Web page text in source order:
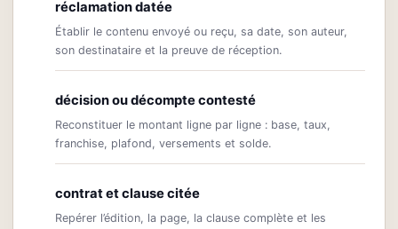
réclamation datée
Établir le contenu envoyé ou reçu, sa date, son auteur,
son destinataire et la preuve de réception.
décision ou décompte contesté
Reconstituer le montant ligne par ligne : base, taux,
franchise, plafond, versements et solde.
contrat et clause citée
Repérer l’édition, la page, la clause complète et les